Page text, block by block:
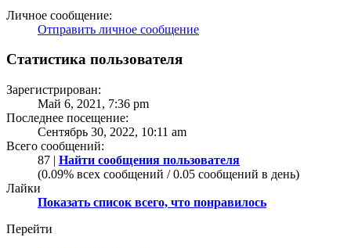
Личное сообщение:
Отправить личное сообщение
Статистика пользователя
Зарегистрирован:
Май 6, 2021, 7:36 pm
Последнее посещение:
Сентябрь 30, 2022, 10:11 am
Всего сообщений:
87 | Найти сообщения пользователя
(0.09% всех сообщений / 0.05 сообщений в день)
Лайки
Показать список всего, что понравилось
Перейти